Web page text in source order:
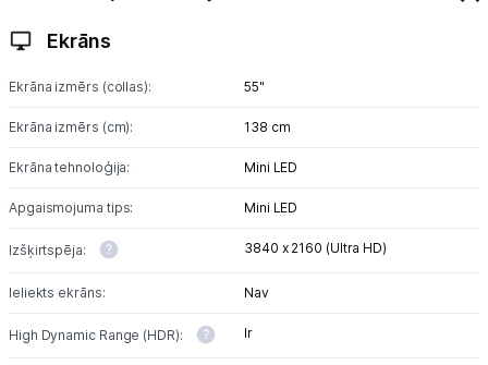
Ekrāns
Ekrāna izmērs (collas): 55"
Ekrāna izmērs (cm): 138 cm
Ekrāna tehnoloģija: Mini LED
Apgaismojuma tips: Mini LED
Izšķirtspēja: 3840 x 2160 (Ultra HD)
Ieliekts ekrāns: Nav
High Dynamic Range (HDR): Ir